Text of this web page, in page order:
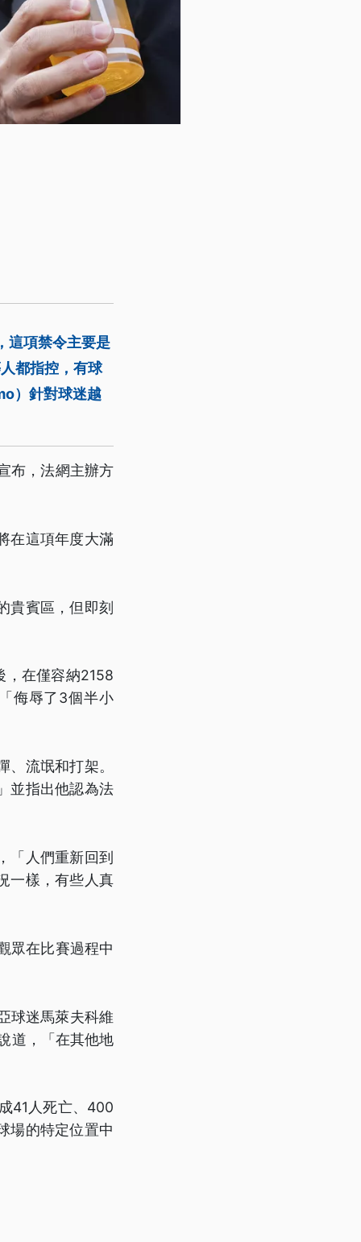
這項禁令主要是
都指控，有球
）針對球迷越
布，法網主辦方
在這項年度大滿
貴賓區，但即刻
，在僅容納2158
侮辱了3個半小
流氓和打架。
並指出他認為法
「人們重新回到
一樣，有些人真
眾在比賽過程中
球迷馬萊夫科維
道，「在其他地
41人死亡、400
場的特定位置中